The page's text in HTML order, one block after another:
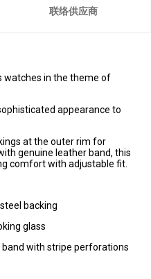
联络供应商
watches in the theme of
appearance to
at the outer rim for
genuine leather band, this
comfort with adjustable fit.
backing
glass
band with stripe perforations